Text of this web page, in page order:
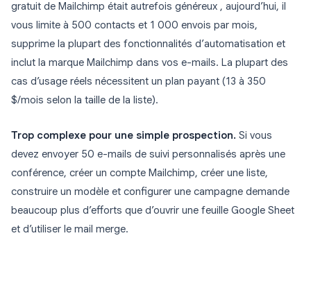
gratuit de Mailchimp était autrefois généreux , aujourd’hui, il
vous limite à 500 contacts et 1 000 envois par mois,
supprime la plupart des fonctionnalités d’automatisation et
inclut la marque Mailchimp dans vos e-mails. La plupart des
cas d’usage réels nécessitent un plan payant (13 à 350
$/mois selon la taille de la liste).
Trop complexe pour une simple prospection. Si vous
devez envoyer 50 e-mails de suivi personnalisés après une
conférence, créer un compte Mailchimp, créer une liste,
construire un modèle et configurer une campagne demande
beaucoup plus d’efforts que d’ouvrir une feuille Google Sheet
et d’utiliser le mail merge.